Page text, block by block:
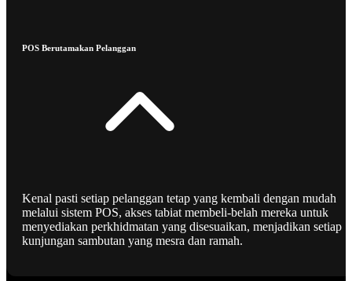
POS Berutamakan Pelanggan
Kenal pasti setiap pelanggan tetap yang kembali dengan mudah
melalui sistem POS, akses tabiat membeli-belah mereka untuk
menyediakan perkhidmatan yang disesuaikan, menjadikan setiap
kunjungan sambutan yang mesra dan ramah.